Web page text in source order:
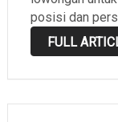
posisi dan
FULL